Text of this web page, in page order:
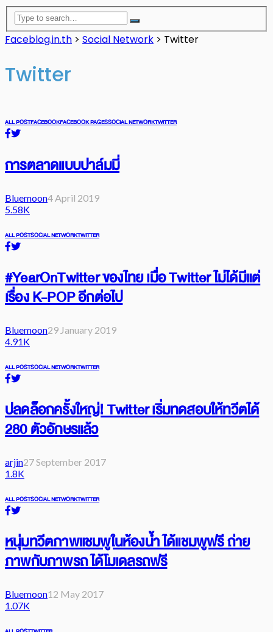
Faceblog.in.th > Social Network > Twitter
Twitter
ALL POSTFACEBOOKFACEBOOK PAGESSOCIAL NETWORKTWITTER
การตลาดแบบปาล์มมี่
Bluemoon4 April 2019
5.58K
ALL POSTSOCIAL NETWORKTWITTER
#YearOnTwitter ของไทย เมื่อ Twitter ไม่ได้มีแต่
เรื่อง K-POP อีกต่อไป
Bluemoon29 January 2019
4.91K
ALL POSTSOCIAL NETWORKTWITTER
ปลดล็อกครั้งใหญ่! Twitter เริ่มทดสอบให้ทวีตได้
280 ตัวอักษรแล้ว
arjin27 September 2017
1.8K
ALL POSTSOCIAL NETWORKTWITTER
หนุ่มทวีตภาพแชมพูในห้องน้ำ ได้แชมพูฟรี ถ่าย
ภาพกับภาพรถ ได้โมเดลรถฟรี
Bluemoon12 May 2017
1.07K